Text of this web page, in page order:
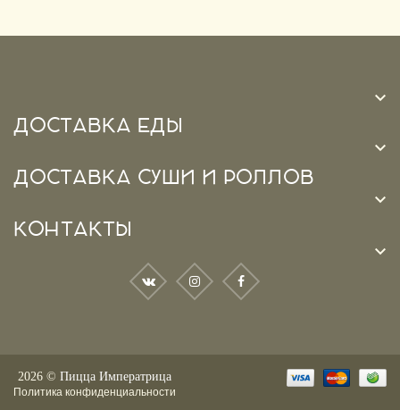

ДОСТАВКА ЕДЫ

ДОСТАВКА СУШИ И РОЛЛОВ

КОНТАКТЫ

2026 © Пицца Императрица
Политика конфиденциальности